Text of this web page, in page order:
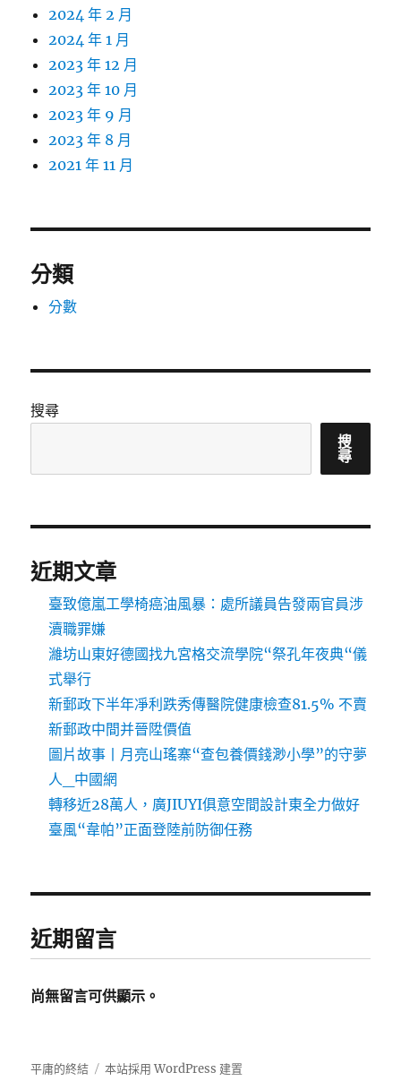
2024 年 2 月
2024 年 1 月
2023 年 12 月
2023 年 10 月
2023 年 9 月
2023 年 8 月
2021 年 11 月
分類
分數
搜尋
搜
尋
近期文章
臺致億嵐工學椅癌油風暴：處所議員告發兩官員涉
瀆職罪嫌
濰坊山東好德國找九宮格交流學院“祭孔年夜典“儀
式舉行
新郵政下半年凈利跌秀傳醫院健康檢查81.5% 不賣
新郵政中間并晉陞價值
圖片故事丨月亮山瑤寨“查包養價錢渺小學”的守夢
人_中國網
轉移近28萬人，廣JIUYI俱意空間設計東全力做好
臺風“韋帕”正面登陸前防御任務
近期留言
尚無留言可供顯示。
平庸的終結 本站採用 WordPress 建置